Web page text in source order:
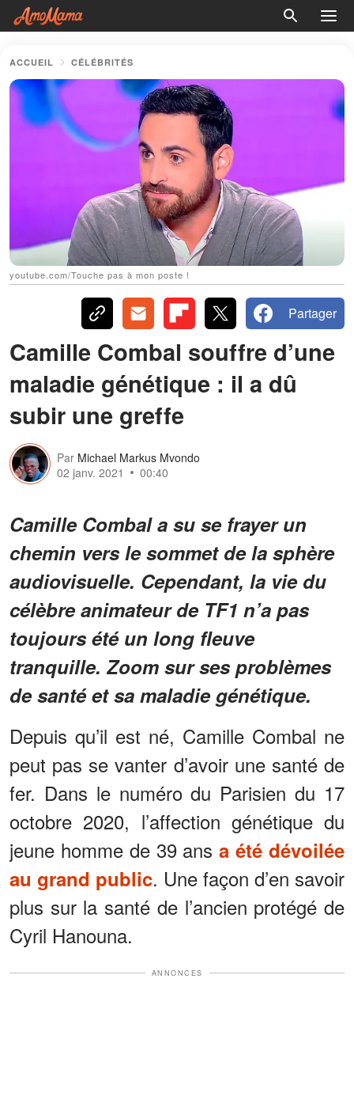
ACCUEIL CÉLÉBRITÉS
youtube.com/Touche pas à mon poste !
Partager
Camille Combal souffre d’une
maladie génétique : il a dû
subir une greffe
Par Michael Markus Mvondo
02 janv. 2021
00:40
Camille Combal a su se frayer un
chemin vers le sommet de la sphère
audiovisuelle. Cependant, la vie du
célèbre animateur de TF1 n’a pas
toujours été un long fleuve
tranquille. Zoom sur ses problèmes
de santé et sa maladie génétique.
Depuis qu’il est né, Camille Combal ne
peut pas se vanter d’avoir une santé de
fer. Dans le numéro du Parisien du 17
octobre 2020, l’affection génétique du
jeune homme de 39 ansa été dévoilée
au grand public. Une façon d’en savoir
plus sur la santé de l’ancien protégé de
Cyril Hanouna.
ANNONCES